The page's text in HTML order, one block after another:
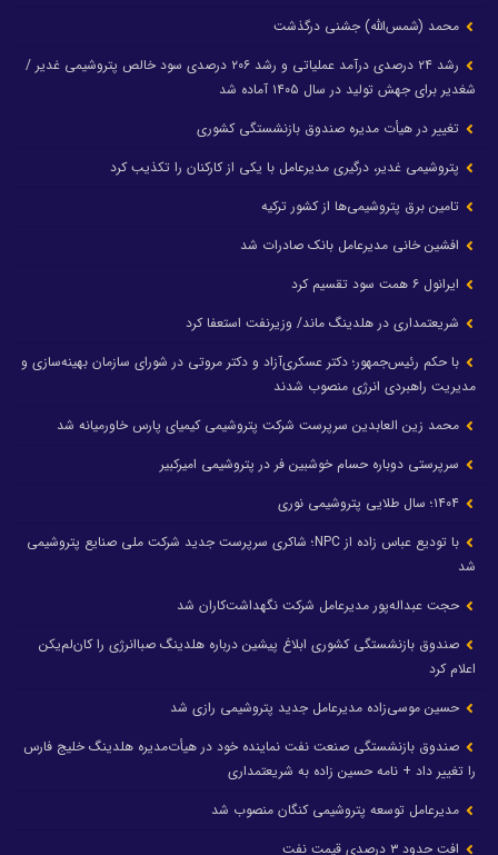
محمد (شمس‌الله) جشنی درگذشت
رشد ۲۴ درصدی درآمد عملیاتی و رشد ۲۰۶ درصدی سود خالص پتروشیمی غدیر /
شغدیر برای جهش تولید در سال ۱۴۰۵ آماده شد
تغییر در هیأت مدیره صندوق بازنشستگی کشوری
پتروشیمی غدیر، درگیری مدیرعامل با یکی از کارکنان را تکذیب کرد
تامین برق پتروشیمی‌ها از کشور ترکیه
افشین خانی مدیرعامل بانک صادرات شد
ایرانول ۶ همت سود تقسیم کرد
شریعتمداری در هلدینگ ماند/ وزیرنفت استعفا کرد
با حکم رئیس‌جمهور؛ دکتر عسکری‌آزاد و دکتر مروتی در شورای سازمان بهینه‌سازی و
مدیریت راهبردی انرژی منصوب شدند
محمد زین العابدین سرپرست شرکت پتروشیمی کیمیای پارس خاورمیانه شد
سرپرستی دوباره حسام خوشبین فر در پتروشیمی امیرکبیر
با تودیع عباس زاده از NPC؛ شاکری سرپرست جدید شرکت ملی صنایع پتروشیمی
شد
حجت عبداله‌پور مدیرعامل شرکت نگهداشت‌کاران شد
صندوق بازنشستگی کشوری ابلاغ پیشین درباره هلدینگ صباانرژی را کان‌لم‌یکن
اعلام کرد
حسین موسی‌زاده مدیرعامل جدید پتروشیمی رازی شد
صندوق بازنشستگی صنعت نفت نماینده خود در هیأت‌مدیره هلدینگ خلیج فارس
را تغییر داد + نامه حسین زاده به شریعتمداری
مدیرعامل توسعه پتروشیمی کنگان منصوب شد
افت حدود ۳ درصدی قیمت نفت